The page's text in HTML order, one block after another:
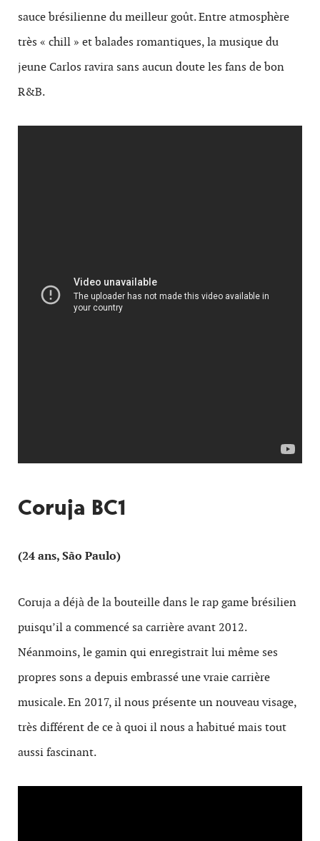
sauce brésilienne du meilleur goût. Entre atmosphère
très « chill » et balades romantiques, la musique du
jeune Carlos ravira sans aucun doute les fans de bon
R&B.
Coruja BC1
(24 ans, São Paulo)
Coruja a déjà de la bouteille dans le rap game brésilien
puisqu’il a commencé sa carrière avant 2012.
Néanmoins, le gamin qui enregistrait lui même ses
propres sons a depuis embrassé une vraie carrière
musicale. En 2017, il nous présente un nouveau visage,
très différent de ce à quoi il nous a habitué mais tout
aussi fascinant.